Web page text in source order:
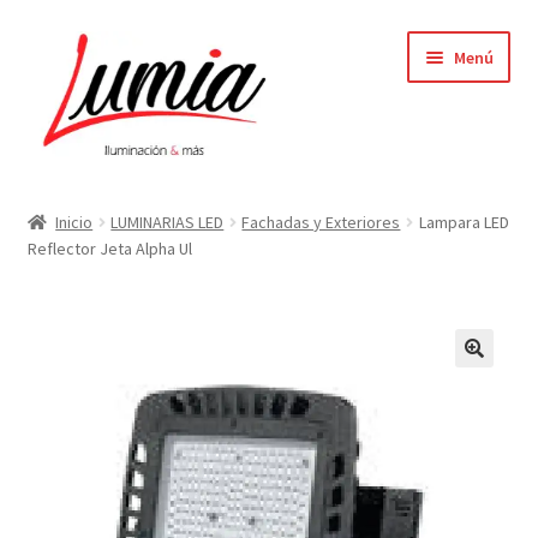
navegación
contenido
Menú
Carrito
Finalizar compra
Inicio LUMINARIAS LED Fachadas y Exteriores
Lampara LED
Reflector Jeta Alpha Ul